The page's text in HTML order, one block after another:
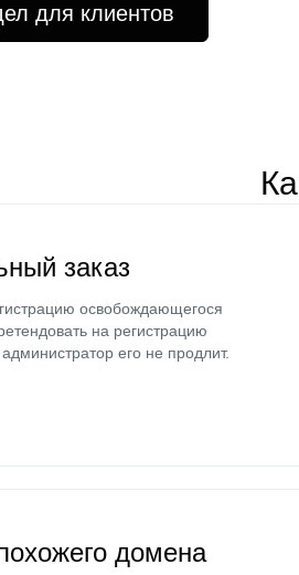
для клиентов
заказ
освобождающегося
на регистрацию
его не продлит.
домена